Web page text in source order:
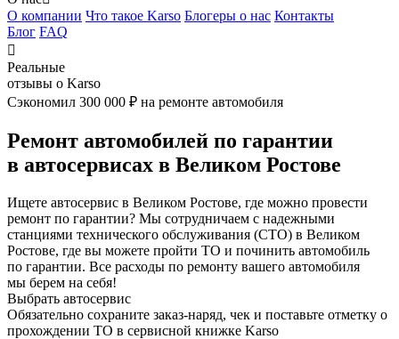
О компании Что такое Karso Блогеры о нас Контакты
Блог FAQ

Реальные
отзывы о Karso
Сэкономил 300 000 ₽ на ремонте автомобиля
Ремонт автомобилей по гарантии
в автосервисах в Великом Ростове
Ищете автосервис в Великом Ростове, где можно провести
ремонт по гарантии? Мы сотрудничаем с надежными
станциями технического обслуживания (СТО) в Великом
Ростове, где вы можете пройти ТО и починить автомобиль
по гарантии. Все расходы по ремонту вашего автомобиля
мы берем на себя!
Выбрать автосервис
Обязательно сохраните заказ-наряд, чек и поставьте отметку о
прохождении ТО в сервисной книжке Karso